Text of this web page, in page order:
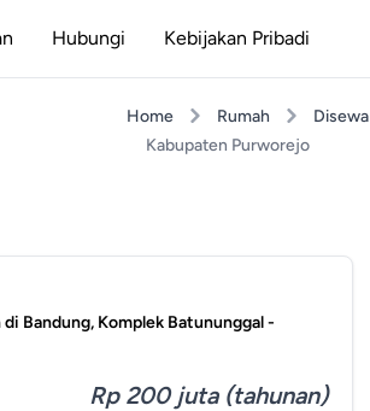
Hubungi Kebijakan Pribadi
Home Rumah Disewa
Kabupaten Purworejo
Bandung, Komplek Batununggal -
Rp 200 juta (tahunan)